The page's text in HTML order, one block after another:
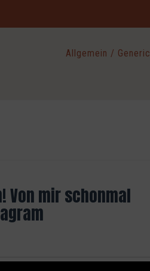
Allgemein / Generic
Von mir schonmal